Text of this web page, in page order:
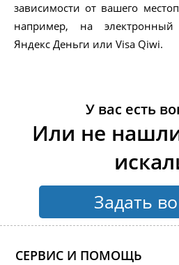
зависимости от вашего
например, на электронный
Яндекс Деньги или Visa Qiwi.
У вас есть
Или не
Задать
СЕРВИС И ПОМОЩЬ